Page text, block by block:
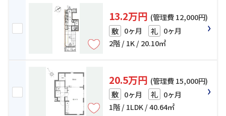
13.2万円 (管理費 12,000円)
敷 0ヶ月 礼 0ヶ月
2階 / 1K / 20.10㎡
20.5万円 (管理費 15,000円)
敷 0ヶ月 礼 0ヶ月
1階 / 1LDK / 40.64㎡